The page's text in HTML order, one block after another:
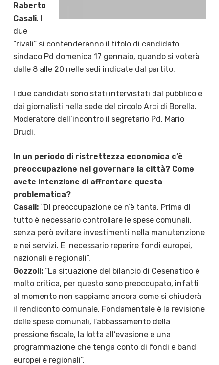
Raberto
Casali. I
due
“rivali” si contenderanno il titolo di candidato
sindaco Pd domenica 17 gennaio, quando si voterà
dalle 8 alle 20 nelle sedi indicate dal partito.
I due candidati sono stati intervistati dal pubblico e
dai giornalisti nella sede del circolo Arci di Borella.
Moderatore dell’incontro il segretario Pd, Mario
Drudi.
In un periodo di ristrettezza economica c’è
preoccupazione nel governare la città? Come
avete intenzione di affrontare questa
problematica?
Casali:“Di preoccupazione ce n’è tanta. Prima di
tutto è necessario controllare le spese comunali,
senza però evitare investimenti nella manutenzione
e nei servizi. E’ necessario reperire fondi europei,
nazionali e regionali”.
Gozzoli:“La situazione del bilancio di Cesenatico è
molto critica, per questo sono preoccupato, infatti
al momento non sappiamo ancora come si chiuderà
il rendiconto comunale. Fondamentale è la revisione
delle spese comunali, l’abbassamento della
pressione fiscale, la lotta all’evasione e una
programmazione che tenga conto di fondi e bandi
europei e regionali”.